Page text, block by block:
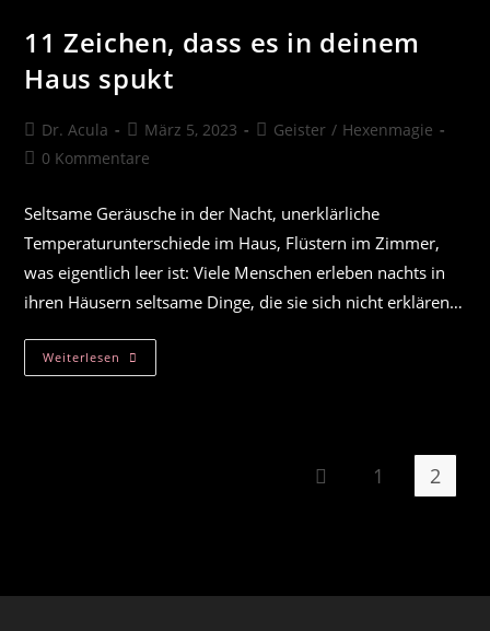
11 Zeichen, dass es in deinem
Haus spukt
Beitrags-
Autor:
Dr. Acula
Beitrag
veröffentlicht:
März 5, 2023
Beitrags-
Geister / Hexenmagie
Beitrags-
0 Kommentare
Seltsame Geräusche in der Nacht, unerklärliche
Temperaturunterschiede im Haus, Flüstern im Zimmer,
was eigentlich leer ist: Viele Menschen erleben nachts in
ihren Häusern seltsame Dinge, die sie sich nicht erklären…
Weiterlesen 11
Zeichen,
Zur vorherigen Seite
1 2